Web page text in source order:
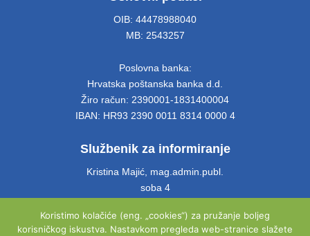
OIB: 44478988040
MB: 2543257
Poslovna banka:
Hrvatska poštanska banka d.d.
Žiro račun: 2390001-1831400004
IBAN: HR93 2390 0011 8314 0000 4
Službenik za informiranje
Kristina Majić, mag.admin.publ.
soba 4
Email: info@opcina-otok.hr
Koristimo kolačiće (eng. „cookies“) za pružanje boljeg
korisničkog iskustva. Nastavkom pregleda web-stranice slažete